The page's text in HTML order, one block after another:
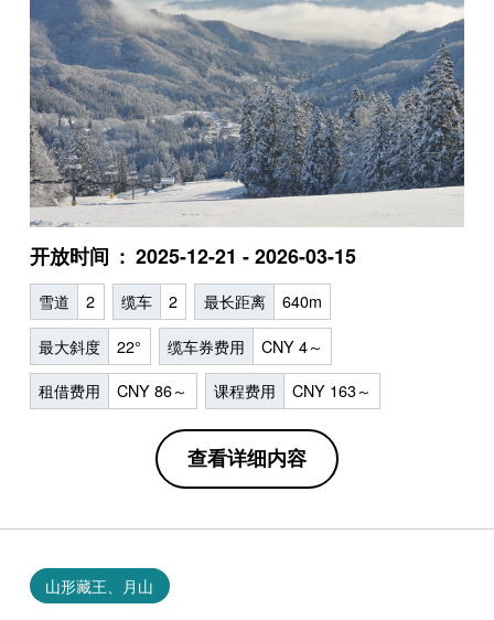
开放时间 2025-12-21 - 2026-03-15
雪道 2 缆车 2 最长距离 640m
最大斜度 22° 缆车券费用 CNY 4～
租借费用 CNY 86～ 课程费用 CNY 163～
查看详细内容
山形藏王、月山